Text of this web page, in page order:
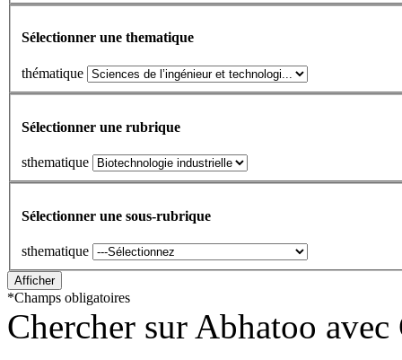
Sélectionner une thematique
thématique
Sélectionner une rubrique
sthematique
Sélectionner une sous-rubrique
sthematique
*Champs obligatoires
Chercher sur Abhatoo